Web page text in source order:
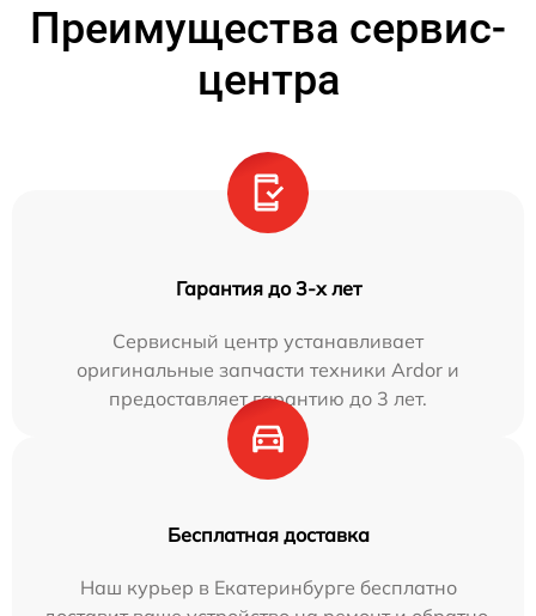
Преимущества сервис-
центра
Гарантия до 3-х лет
Сервисный центр устанавливает
оригинальные запчасти техники Ardor и
предоставляет гарантию до 3 лет.
Бесплатная доставка
Наш курьер в Екатеринбурге бесплатно